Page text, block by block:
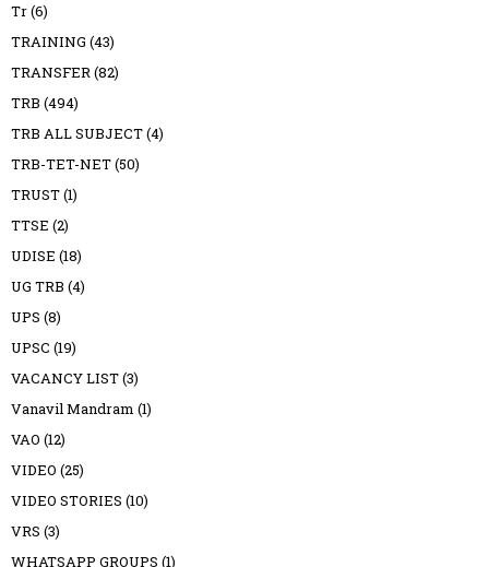
Tr(6)
TRAINING (43)
TRANSFER(82)
TRB (494)
TRB ALL SUBJECT(4)
TRB-TET-NET(50)
TRUST(1)
TTSE (2)
UDISE (18)
UG TRB (4)
UPS (8)
UPSC (19)
VACANCY LIST(3)
Vanavil Mandram (1)
VAO (12)
VIDEO (25)
VIDEO STORIES (10)
VRS (3)
WHATSAPP GROUPS (1)